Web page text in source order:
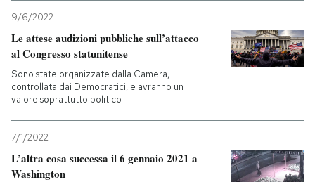
9/6/2022
Le attese audizioni pubbliche sull’attacco
al Congresso statunitense
Sono state organizzate dalla Camera,
controllata dai Democratici, e avranno un
valore soprattutto politico
7/1/2022
L’altra cosa successa il 6 gennaio 2021 a
Washington